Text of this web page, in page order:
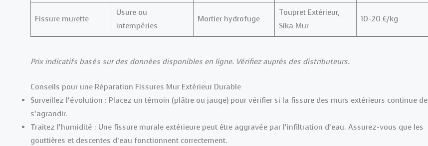
Fissure murette
Usure ou
intempéries
Mortier hydrofuge
Toupret Extérieur,
Sika Mur
10-20 €/kg
Prix indicatifs basés sur des données disponibles en ligne. Vérifiez auprès des distributeurs.
Conseils pour une Réparation Fissures Mur Extérieur Durable
Surveillez l’évolution : Placez un témoin (plâtre ou jauge) pour vérifier si la fissure des murs extérieurs continue de
s’agrandir.
Traitez l’humidité : Une fissure murale extérieure peut être aggravée par l’infiltration d’eau. Assurez-vous que les
gouttières et descentes d’eau fonctionnent correctement.